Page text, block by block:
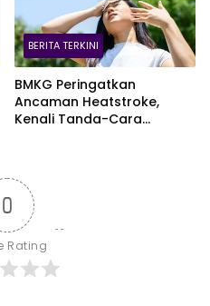
BERITA TERKINI
BMKG Peringatkan
Ancaman Heatstroke,
Kenali Tanda-Cara
0
Rating